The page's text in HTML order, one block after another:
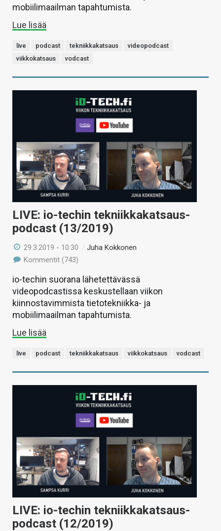
mobiilimaailman tapahtumista.
Lue lisää
live podcast tekniikkakatsaus
videopodcast
viikkokatsaus
vodcast
LIVE: io-techin tekniikkakatsaus-
podcast (13/2019)
29.3.2019 - 10:30 /Juha Kokkonen
Kommentit (743)
io-techin suorana lähetettävässä
videopodcastissa keskustellaan viikon
kiinnostavimmista tietotekniikka- ja
mobiilimaailman tapahtumista.
Lue lisää
live podcast tekniikkakatsaus viikkokatsaus vodcast
LIVE: io-techin tekniikkakatsaus-
podcast (12/2019)